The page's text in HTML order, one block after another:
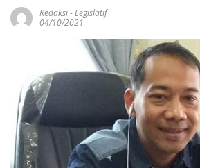
Redaksi-Legislatif
04/10/2021